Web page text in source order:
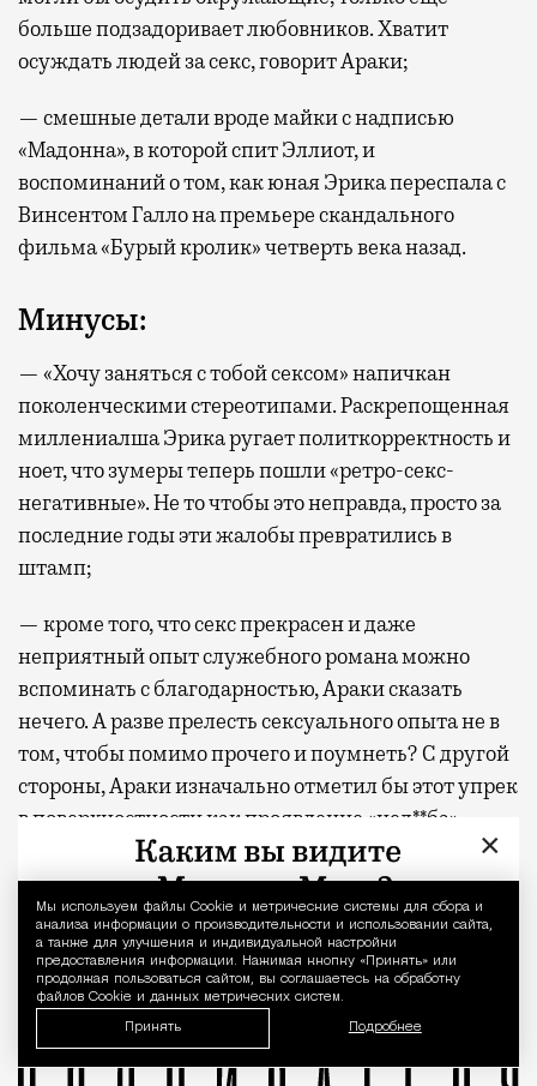
Уведомление
Мы используем файлы Сookie и метрические системы для сбора и
анализа информации о производительности и использовании сайта,
а также для улучшения и индивидуальной настройки
предоставления информации. Нажимая кнопку «Принять» или
продолжая пользоваться сайтом, вы соглашаетесь на обработку
файлов Cookie и данных метрических систем.
Принять Подробнее
больше подзадоривает любовников. Хватит
осуждать людей за секс, говорит Араки;
— смешные детали вроде майки с надписью
«Мадонна», в которой спит Эллиот, и
воспоминаний о том, как юная Эрика переспала с
Винсентом Галло на премьере скандального
фильма «Бурый кролик» четверть века назад.
Минусы:
— «Хочу заняться с тобой сексом» напичкан
поколенческими стереотипами. Раскрепощенная
миллениалша Эрика ругает политкорректность и
ноет, что зумеры теперь пошли «ретро-секс-
негативные». Не то чтобы это неправда, просто за
последние годы эти жалобы превратились в
штамп;
— кроме того, что секс прекрасен и даже
неприятный опыт служебного романа можно
вспоминать с благодарностью, Араки сказать
нечего. А разве прелесть сексуального опыта не в
том, чтобы помимо прочего и поумнеть? С другой
стороны, Араки изначально отметил бы этот упрек
в поверхностности как проявление «нед**ба».
Фото: Magnolia Pictures
В первой же сцене своего нового фильма Грегг
Грегг Араки Купер Хоффман новые фильмы Оливия Уайлд
Хочу заняться с тобой сексом Чарли XCX
×